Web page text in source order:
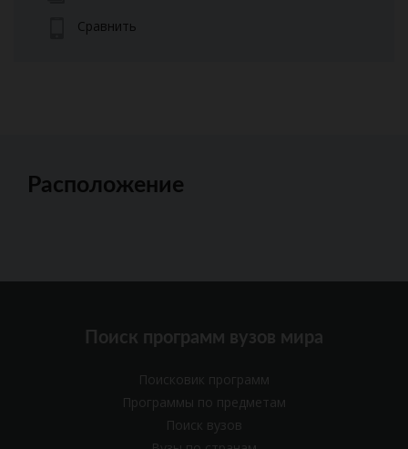
Сравнить
Расположение
Поиск программ вузов мира
Поисковик программ
Программы по предметам
Поиск вузов